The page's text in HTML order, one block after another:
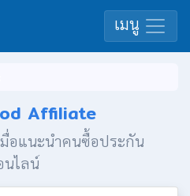
เมนู
Affiliate
มื่อแนะนำคนซื้อประกัน
นไลน์